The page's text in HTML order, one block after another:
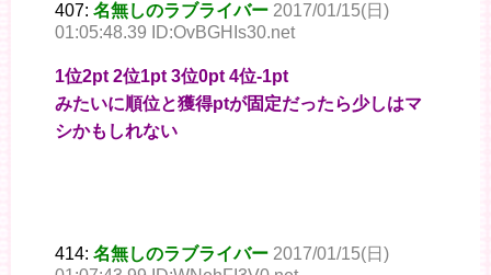
407: 名無しのラブライバー 2017/01/15(日)
01:05:48.39 ID:OvBGHIs30.net
1位2pt 2位1pt 3位0pt 4位-1pt
みたいに順位と獲得ptが固定だったら少しはマ
シかもしれない
414: 名無しのラブライバー 2017/01/15(日)